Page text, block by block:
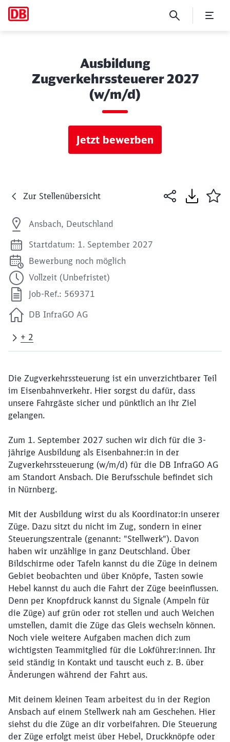
Ausbildung
Zugverkehrssteuerer 2027
(w/m/d)
Jetzt bewerben
Zur Stellenübersicht
Ansbach, Deutschland
Startdatum: 1. September 2027
Bewerbung noch möglich
Vollzeit (Unbefristet)
Job-Ref.: 569371
DB InfraGO AG
+ 2
Die Zugverkehrssteuerung ist ein unverzichtbarer Teil
im Eisenbahnverkehr. Hier sorgst du dafür, dass
unsere Fahrgäste sicher und pünktlich an ihr Ziel
gelangen.
Zum 1. September 2027 suchen wir dich für die 3-
jährige Ausbildung als Eisenbahner:in in der
Zugverkehrssteuerung (w/m/d) für die DB InfraGO AG
am Standort Ansbach. Die Berufsschule befindet sich
in Nürnberg.
Mit der Ausbildung wirst du als Koordinator:in unserer
Züge. Dazu sitzt du nicht im Zug, sondern in einer
Steuerungszentrale (genannt: "Stellwerk"). Davon
haben wir unzählige in ganz Deutschland. Über
Bildschirme oder Tafeln kannst du die Züge in deinem
Gebiet beobachten und über Knöpfe, Tasten sowie
Hebel kannst du auch die Fahrt der Züge beeinflussen.
Denn per Knopfdruck kannst du Signale (Ampeln für
die Züge) auf grün oder rot stellen und auch Weichen
umstellen, damit die Züge das Gleis wechseln können.
Noch viele weitere Aufgaben machen dich zum
wichtigsten Teammitglied für die Lokführer:innen. Ihr
seid ständig in Kontakt und tauscht euch z. B. über
Änderungen während der Fahrt aus.
Mit deinem kleinen Team arbeitest du in der Region
Ansbach auf einem Stellwerk nah am Geschehen. Hier
siehst du die Züge an dir vorbeifahren. Die Steuerung
der Züge erfolgt meist über Hebel, Druckknöpfe oder